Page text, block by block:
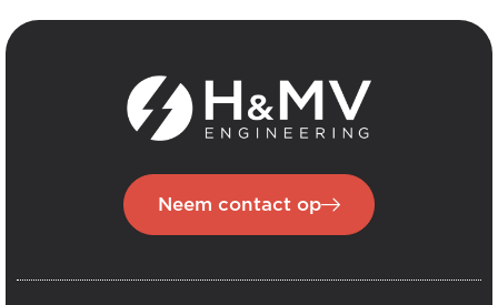
Neem contact op